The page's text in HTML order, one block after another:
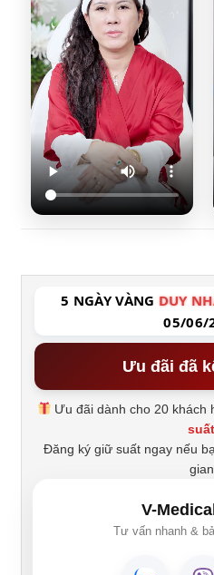
5 NGÀY VÀNG DUY
05/06/
Ưu đãi đã
Ưu đãi dành cho 20
suất
Đăng ký giữ suất ngay nếu
gian.
V-
Tư vấn nhanh &